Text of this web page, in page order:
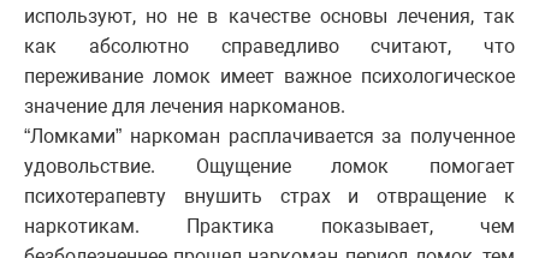
используют, но не в качестве основы лечения, так
как абсолютно справедливо считают, что
переживание ломок имеет важное психологическое
значение для лечения наркоманов.
“Ломками” наркоман расплачивается за полученное
удовольствие. Ощущение ломок помогает
психотерапевту внушить страх и отвращение к
наркотикам. Практика показывает, чем